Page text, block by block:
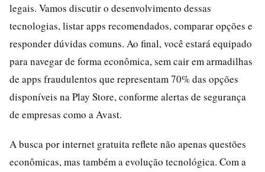
legais. Vamos discutir o desenvolvimento dessas
tecnologias, listar apps recomendados, comparar opções e
responder dúvidas comuns. Ao final, você estará equipado
para navegar de forma econômica, sem cair em armadilhas
de apps fraudulentos que representam 70% das opções
disponíveis na Play Store, conforme alertas de segurança
de empresas como a Avast.
A busca por internet gratuita reflete não apenas questões
econômicas, mas também a evolução tecnológica. Com a